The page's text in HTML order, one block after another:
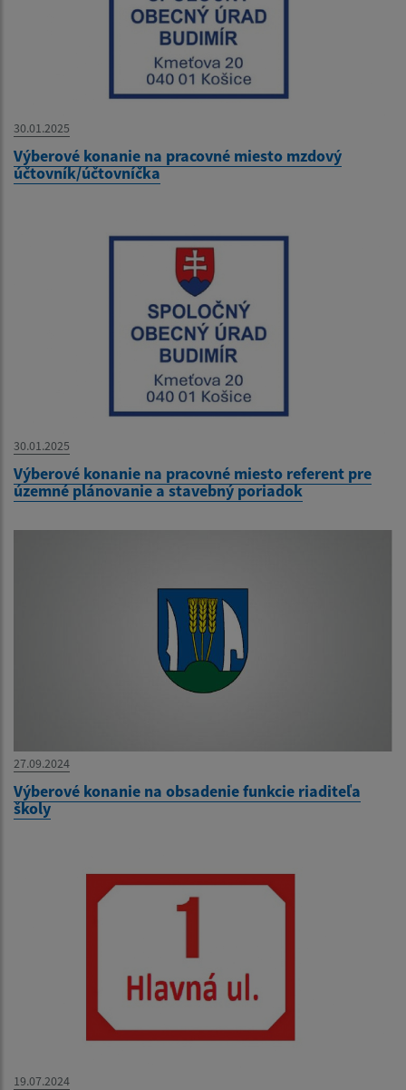
30.01.2025
Výberové konanie na pracovné miesto mzdový
účtovník/účtovníčka
30.01.2025
Výberové konanie na pracovné miesto referent pre
územné plánovanie a stavebný poriadok
27.09.2024
Výberové konanie na obsadenie funkcie riaditeľa
školy
19.07.2024